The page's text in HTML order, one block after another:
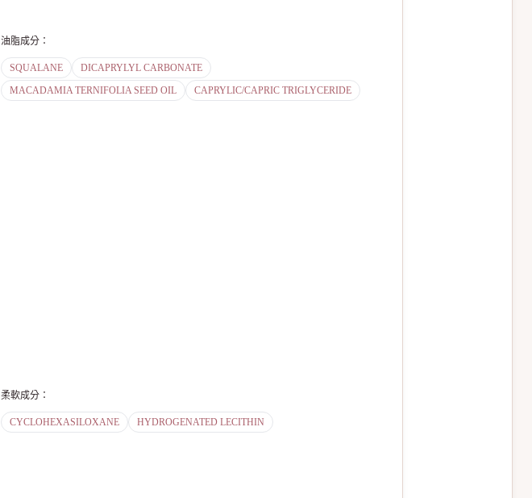
油脂成分 ：
SQUALANE
DICAPRYLYL CARBONATE
MACADAMIA TERNIFOLIA SEED OIL
CAPRYLIC/CAPRIC TRIGLYCERIDE
柔軟成分 ：
CYCLOHEXASILOXANE HYDROGENATED LECITHIN